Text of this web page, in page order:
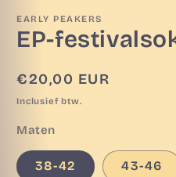
openen
modaal
EARLY PEAKERS
EP-
Normale
prijs
€20,00 EUR
Inclusief btw.
Maten
38-42 43-46